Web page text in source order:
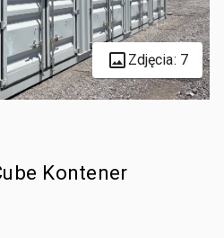
Zdjęcia: 7
Kontener